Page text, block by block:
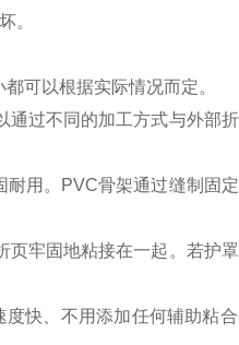
。
可以根据实际情况而定。
过不同的加工方式与外部
用。PVC骨架通过缝制固定
页牢固地粘接在一起。若护
快、不用添加任何辅助粘